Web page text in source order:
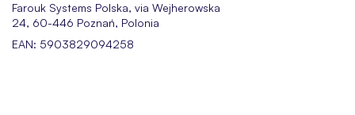
Farouk Systems Polska, via Wejherowska
24, 60-446 Poznań, Polonia
EAN: 5903829094258